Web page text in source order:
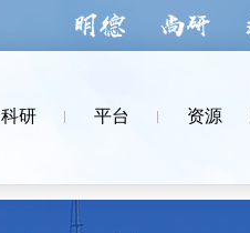
科研 平台 资源